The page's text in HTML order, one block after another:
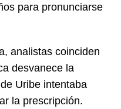
para pronunciarse
analistas coinciden
desvanece la
Uribe intentaba
la prescripción.